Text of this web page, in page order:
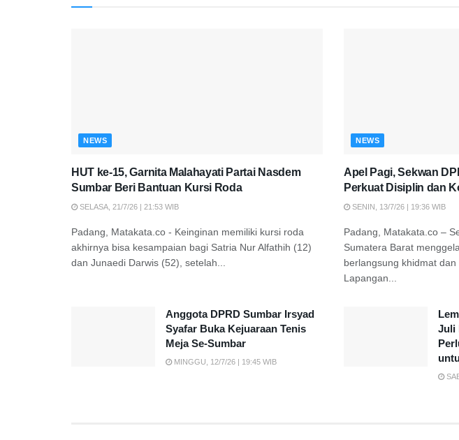
NEWS
HUT ke-15, Garnita Malahayati Partai Nasdem
Sumbar Beri Bantuan Kursi Roda
SELASA, 21/7/26 | 21:53 WIB
Padang, Matakata.co - Keinginan memiliki kursi roda
akhirnya bisa kesampaian bagi Satria Nur Alfathih (12)
dan Junaedi Darwis (52), setelah...
NEWS
Apel Pagi, Sekwan
Perkuat Disiplin dan
SENIN, 13/7/26 | 19:36 WIB
Padang, Matakata.co –
Sumatera Barat
berlangsung khidmat
Lapangan...
Anggota DPRD Sumbar Irsyad
Syafar Buka Kejuaraan Tenis
Meja Se-Sumbar
MINGGU, 12/7/26 | 19:45 WIB
Juli